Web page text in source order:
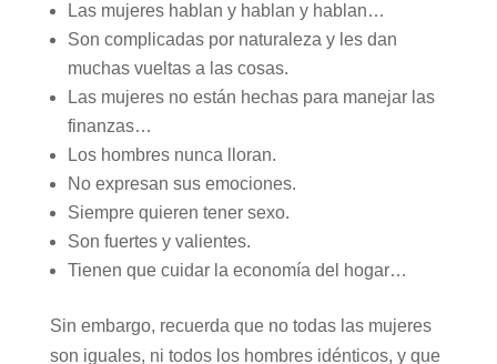
Las mujeres hablan y hablan y hablan…
Son complicadas por naturaleza y les dan
muchas vueltas a las cosas.
Las mujeres no están hechas para manejar las
finanzas…
Los hombres nunca lloran.
No expresan sus emociones.
Siempre quieren tener sexo.
Son fuertes y valientes.
Tienen que cuidar la economía del hogar…
Sin embargo, recuerda que no todas las mujeres
son iguales, ni todos los hombres idénticos, y que